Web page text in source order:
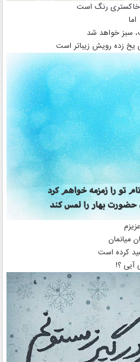
خاکستری رنگ است
اما
سبز خواهد شد
یخ زده رویش زیباتر است
عزیزم
میانمان
کرده است
آیی ؟!